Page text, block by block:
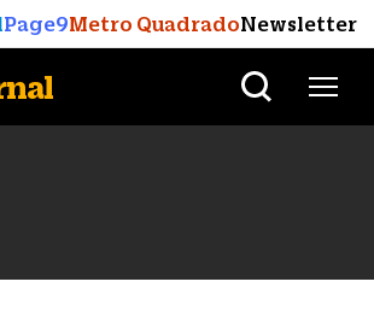
Page9Metro QuadradoNewsletter